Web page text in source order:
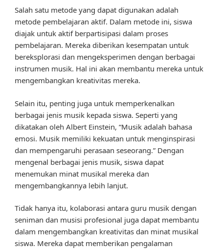
Salah satu metode yang dapat digunakan adalah
metode pembelajaran aktif. Dalam metode ini, siswa
diajak untuk aktif berpartisipasi dalam proses
pembelajaran. Mereka diberikan kesempatan untuk
bereksplorasi dan mengeksperimen dengan berbagai
instrumen musik. Hal ini akan membantu mereka untuk
mengembangkan kreativitas mereka.
Selain itu, penting juga untuk memperkenalkan
berbagai jenis musik kepada siswa. Seperti yang
dikatakan oleh Albert Einstein, “Musik adalah bahasa
emosi. Musik memiliki kekuatan untuk menginspirasi
dan mempengaruhi perasaan seseorang.” Dengan
mengenal berbagai jenis musik, siswa dapat
menemukan minat musikal mereka dan
mengembangkannya lebih lanjut.
Tidak hanya itu, kolaborasi antara guru musik dengan
seniman dan musisi profesional juga dapat membantu
dalam mengembangkan kreativitas dan minat musikal
siswa. Mereka dapat memberikan pengalaman